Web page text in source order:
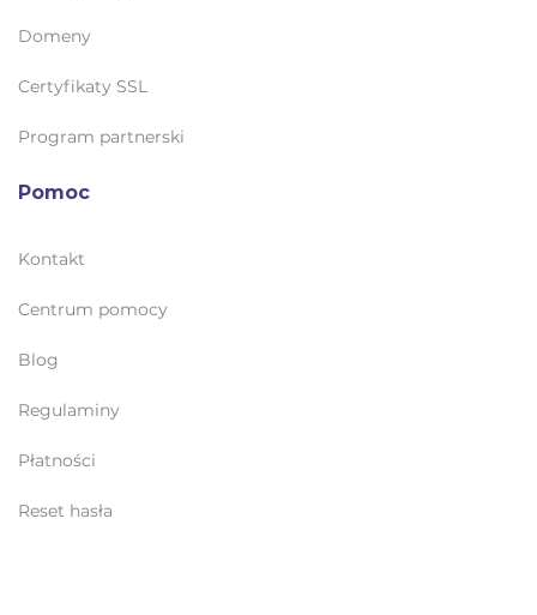
Domeny
Certyfikaty SSL
Program partnerski
Pomoc
Kontakt
Centrum pomocy
Blog
Regulaminy
Płatności
Reset hasła